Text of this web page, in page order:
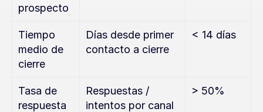
prospecto
Tiempo
medio de
cierre
Días desde primer
contacto a cierre
< 14 días
Tasa de
respuesta
Respuestas /
intentos por canal
> 50%